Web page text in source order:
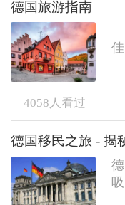
德国旅游指南
4058 人看过
德国移民之旅 - 揭